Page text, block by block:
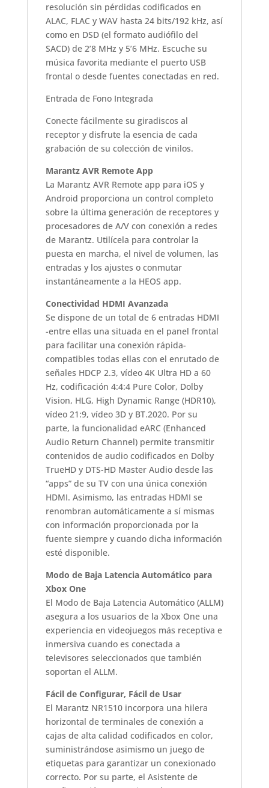
resolución sin pérdidas codificados en
ALAC, FLAC y WAV hasta 24 bits/192 kHz, así
como en DSD (el formato audiófilo del
SACD) de 2’8 MHz y 5’6 MHz. Escuche su
música favorita mediante el puerto USB
frontal o desde fuentes conectadas en red.
Entrada de Fono Integrada
Conecte fácilmente su giradiscos al
receptor y disfrute la esencia de cada
grabación de su colección de vinilos.
Marantz AVR Remote App
La Marantz AVR Remote app para iOS y
Android proporciona un control completo
sobre la última generación de receptores y
procesadores de A/V con conexión a redes
de Marantz. Utilícela para controlar la
puesta en marcha, el nivel de volumen, las
entradas y los ajustes o conmutar
instantáneamente a la HEOS app.
Conectividad HDMI Avanzada
Se dispone de un total de 6 entradas HDMI
-entre ellas una situada en el panel frontal
para facilitar una conexión rápida-
compatibles todas ellas con el enrutado de
señales HDCP 2.3, vídeo 4K Ultra HD a 60
Hz, codificación 4:4:4 Pure Color, Dolby
Vision, HLG, High Dynamic Range (HDR10),
vídeo 21:9, vídeo 3D y BT.2020. Por su
parte, la funcionalidad eARC (Enhanced
Audio Return Channel) permite transmitir
contenidos de audio codificados en Dolby
TrueHD y DTS-HD Master Audio desde las
“apps” de su TV con una única conexión
HDMI. Asimismo, las entradas HDMI se
renombran automáticamente a sí mismas
con información proporcionada por la
fuente siempre y cuando dicha información
esté disponible.
Modo de Baja Latencia Automático para
Xbox One
El Modo de Baja Latencia Automático (ALLM)
asegura a los usuarios de la Xbox One una
experiencia en videojuegos más receptiva e
inmersiva cuando es conectada a
televisores seleccionados que también
soportan el ALLM.
Fácil de Configurar, Fácil de Usar
El Marantz NR1510 incorpora una hilera
horizontal de terminales de conexión a
cajas de alta calidad codificados en color,
suministrándose asimismo un juego de
etiquetas para garantizar un conexionado
correcto. Por su parte, el Asistente de